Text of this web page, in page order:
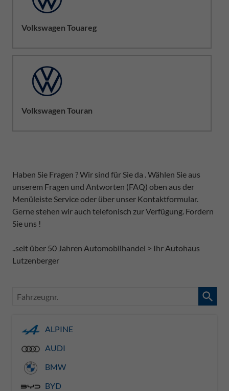
Volkswagen Touareg
Volkswagen Touran
Haben Sie Fragen ? Wir sind für Sie da . Wählen Sie aus
unserem Fragen und Antworten (FAQ) oben aus der
Menüleiste Service oder über unser Kontaktformular.
Gerne stehen wir auch telefonisch zur Verfügung. Fordern
Sie uns !
..seit über 50 Jahren Automobilhandel > Ihr Autohaus
Lutzenberger
Fahrzeugnr.
ALPINE
AUDI
BMW
BYD